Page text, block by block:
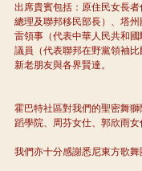
出席貴賓包括：原住民女長
總理及聯邦移民部長）、塔
雷領事（代表中華人民共和
議員（代表聯邦在野黨領袖
新老朋友與各界賢達。
霍巴特社區對我們的聖密舞
蹈學院、周芬女仕、郭欣雨女
我們亦十分感謝悉尼東方歌舞